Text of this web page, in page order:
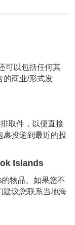
可以包括任何其
的商业/形式发
取件，以便直接
裹投递到最近的投
Islands
的物品。如果您不
建议您联系当地海